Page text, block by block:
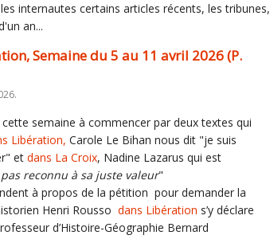
internautes certains articles récents, les tribunes,
an...
Semaine du 5 au 11 avril 2026 (P.
semaine à commencer par deux textes qui
Libération, Carole Le Bihan nous dit "je suis
et dans La Croix, Nadine Lazarus qui est
reconnu à sa juste valeur"
à propos de la pétition pour demander la
Henri Rousso dans Libération s’y déclare
d’Histoire-Géographie Bernard